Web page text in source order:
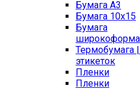
Бумага A3
Бумага 10x15
Бумага
Термобумага
этикеток
Пленки
Пленки